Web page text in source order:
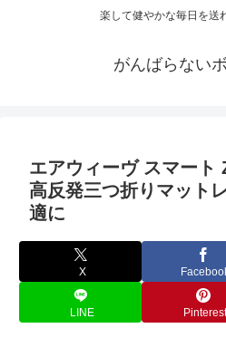
楽して健やかな毎日を送
がんばらない
エアウィーヴ スマート
高反発三つ折りマット
適に
X
LINE Pinterest